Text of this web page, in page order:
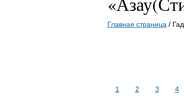
Главная страница /
1 2 3 4